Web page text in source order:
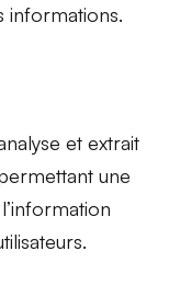
informations.
et extrait
une